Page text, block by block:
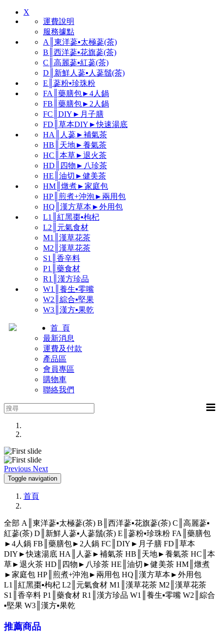
X
運費說明
服務據點
A║東洋蔘▪太極蔘(茶)
B║西洋蔘▪花旗蔘(茶)
C║高麗蔘▪紅蔘(茶)
D║新鮮人蔘▪人蔘鬚(茶)
E║蔘粉▪珍珠粉
FA║藥膳包►4人鍋
FB║藥膳包►2人鍋
FC║DIY►月子膳
FD║草本DIY►快速湯底
HA║人蔘►補氣茶
HB║天地►養氣茶
HC║本草►退火茶
HD║四物►八珍茶
HE║油切►健美茶
HM║燉煮►家庭包
HP║煎煮+沖泡►兩用包
HQ║漢方草本►外用包
L1║紅黑棗▪枸杞
L2║元氣食材
M1║漢草花茶
M2║漢草花茶
S1║香辛料
P1║藥食材
R1║漢方珍品
W1║養生▪零嘴
W2║綜合▪堅果
W3║漢方▪果乾
首 頁
最新消息
運費及付款
產品區
會員專區
購物車
聯絡我們
Previous Next
Toggle navigation
首頁
全部 A║東洋蔘▪太極蔘(茶) B║西洋蔘▪花旗蔘(茶) C║高麗蔘▪
紅蔘(茶) D║新鮮人蔘▪人蔘鬚(茶) E║蔘粉▪珍珠粉 FA║藥膳包
►4人鍋 FB║藥膳包►2人鍋 FC║DIY►月子膳 FD║草本
DIY►快速湯底 HA║人蔘►補氣茶 HB║天地►養氣茶 HC║本
草►退火茶 HD║四物►八珍茶 HE║油切►健美茶 HM║燉煮
►家庭包 HP║煎煮+沖泡►兩用包 HQ║漢方草本►外用包
L1║紅黑棗▪枸杞 L2║元氣食材 M1║漢草花茶 M2║漢草花茶
S1║香辛料 P1║藥食材 R1║漢方珍品 W1║養生▪零嘴 W2║綜合
▪堅果 W3║漢方▪果乾
推薦商品